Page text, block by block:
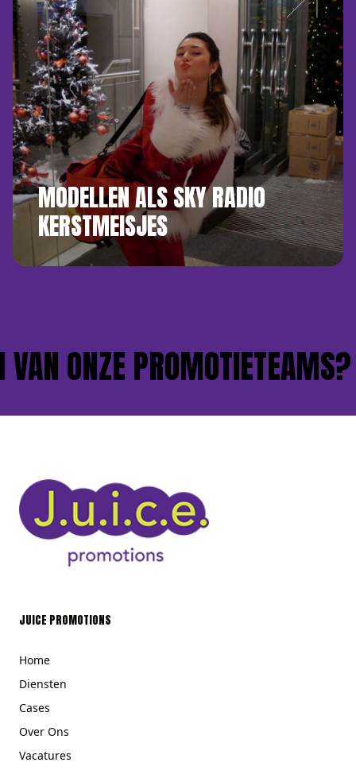
MODELLEN ALS SKY RADIO
KERSTMEISJES
ONZE PROMOTIETEAMS?
JUICE PROMOTIONS
Home
Diensten
Cases
Over Ons
Vacatures